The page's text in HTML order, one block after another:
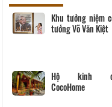
BẢO TÀNG VĨNH LONG